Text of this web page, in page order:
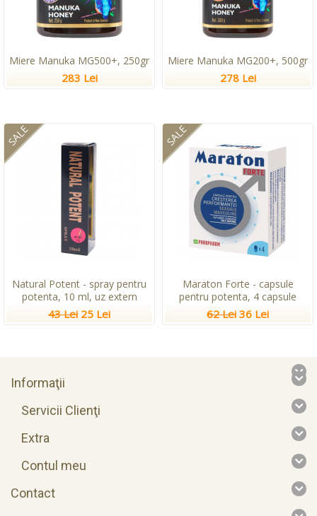
Miere Manuka MG500+, 250gr
283 Lei
Miere Manuka MG200+, 500gr
278 Lei
SALE
Natural Potent - spray pentru
potenta, 10 ml, uz extern
43 Lei 25 Lei
SALE
Maraton Forte - capsule
pentru potenta, 4 capsule
62 Lei 36 Lei
Informaţii
Servicii Clienţi
Extra
Contul meu
Contact